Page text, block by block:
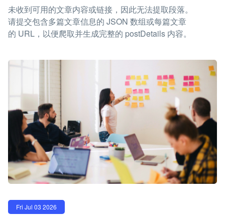
未收到可用的文章内容或链接，因此无法提取段落。
请提交包含多篇文章信息的 JSON 数组或每篇文章
的 URL，以便爬取并生成完整的 postDetails 内容。
Fri Jul 03 2026